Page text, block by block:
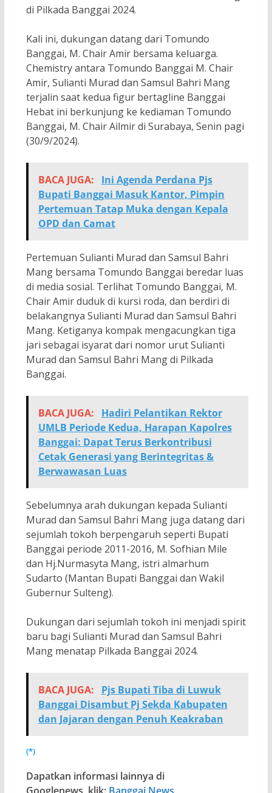
di Pilkada Banggai 2024.
Kali ini, dukungan datang dari Tomundo
Banggai, M. Chair Amir bersama keluarga.
Chemistry antara Tomundo Banggai M. Chair
Amir, Sulianti Murad dan Samsul Bahri Mang
terjalin saat kedua figur bertagline Banggai
Hebat ini berkunjung ke kediaman Tomundo
Banggai, M. Chair Ailmir di Surabaya, Senin pagi
(30/9/2024).
BACA JUGA:
Ini Agenda Perdana Pjs
Bupati Banggai Masuk Kantor, Pimpin
Pertemuan Tatap Muka dengan Kepala
OPD dan Camat
Pertemuan Sulianti Murad dan Samsul Bahri
Mang bersama Tomundo Banggai beredar luas
di media sosial. Terlihat Tomundo Banggai, M.
Chair Amir duduk di kursi roda, dan berdiri di
belakangnya Sulianti Murad dan Samsul Bahri
Mang. Ketiganya kompak mengacungkan tiga
jari sebagai isyarat dari nomor urut Sulianti
Murad dan Samsul Bahri Mang di Pilkada
Banggai.
BACA JUGA:
Hadiri Pelantikan Rektor
UMLB Periode Kedua, Harapan Kapolres
Banggai: Dapat Terus Berkontribusi
Cetak Generasi yang Berintegritas &
Berwawasan Luas
Sebelumnya arah dukungan kepada Sulianti
Murad dan Samsul Bahri Mang juga datang dari
sejumlah tokoh berpengaruh seperti Bupati
Banggai periode 2011-2016, M. Sofhian Mile
dan Hj.Nurmasyta Mang, istri almarhum
Sudarto (Mantan Bupati Banggai dan Wakil
Gubernur Sulteng).
Dukungan dari sejumlah tokoh ini menjadi spirit
baru bagi Sulianti Murad dan Samsul Bahri
Mang menatap Pilkada Banggai 2024.
BACA JUGA:
Pjs Bupati Tiba di Luwuk
Banggai Disambut Pj Sekda Kabupaten
dan Jajaran dengan Penuh Keakraban
(*)
Dapatkan informasi lainnya di